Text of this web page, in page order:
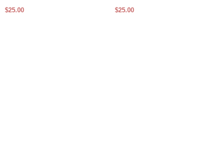
$25.00 $25.00